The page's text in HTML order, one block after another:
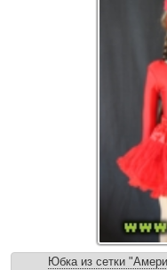
Юбка из сетки